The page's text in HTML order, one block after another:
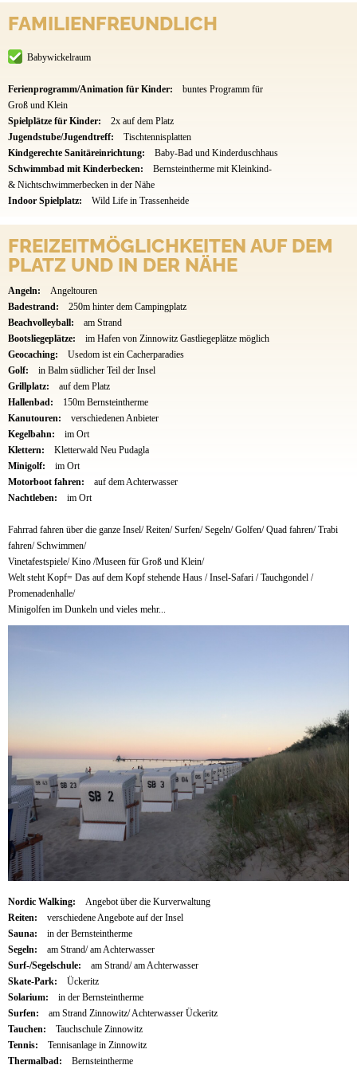
FAMILIENFREUNDLICH
Babywickelraum
Ferienprogramm/Animation für Kinder:
buntes Programm für
Groß und Klein
Spielplätze für Kinder:
2x auf dem Platz
Jugendstube/Jugendtreff:
Tischtennisplatten
Kindgerechte Sanitäreinrichtung:
Baby-Bad und Kinderduschhaus
Schwimmbad mit Kinderbecken:
Bernsteintherme mit Kleinkind-
& Nichtschwimmerbecken in der Nähe
Indoor Spielplatz:
Wild Life in Trassenheide
FREIZEITMÖGLICHKEITEN AUF DEM
PLATZ UND IN DER NÄHE
Angeln:
Angeltouren
Badestrand:
250m hinter dem Campingplatz
Beachvolleyball:
am Strand
Bootsliegeplätze:
im Hafen von Zinnowitz Gastliegeplätze möglich
Geocaching:
Usedom ist ein Cacherparadies
Golf:
in Balm südlicher Teil der Insel
Grillplatz:
auf dem Platz
Hallenbad:
150m Bernsteintherme
Kanutouren:
verschiedenen Anbieter
Kegelbahn:
im Ort
Klettern:
Kletterwald Neu Pudagla
Minigolf:
im Ort
Motorboot fahren:
auf dem Achterwasser
Nachtleben:
im Ort
Fahrrad fahren über die ganze Insel/ Reiten/ Surfen/ Segeln/ Golfen/ Quad fahren/ Trabi
fahren/ Schwimmen/
Vinetafestspiele/ Kino /Museen für Groß und Klein/
Welt steht Kopf= Das auf dem Kopf stehende Haus / Insel-Safari / Tauchgondel /
Promenadenhalle/
Minigolfen im Dunkeln und vieles mehr...
Nordic Walking:
Angebot über die Kurverwaltung
Reiten:
verschiedene Angebote auf der Insel
Sauna:
in der Bernsteintherme
Segeln:
am Strand/ am Achterwasser
Surf-/Segelschule:
am Strand/ am Achterwasser
Skate-Park:
Ückeritz
Solarium:
in der Bernsteintherme
Surfen:
am Strand Zinnowitz/ Achterwasser Ückeritz
Tauchen:
Tauchschule Zinnowitz
Tennis:
Tennisanlage in Zinnowitz
Thermalbad:
Bernsteintherme